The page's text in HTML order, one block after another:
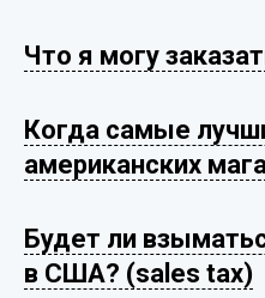
Что я могу
Когда самые
американских
Будет ли
в США? (sales tax)